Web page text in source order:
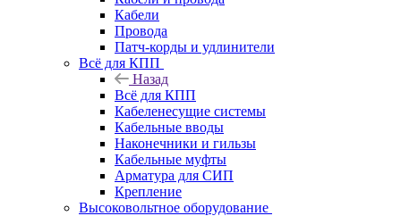
Кабели
Провода
Патч-корды и удлинители
Всё для КПП
Назад
Всё для КПП
Кабеленесущие системы
Кабельные вводы
Наконечники и гильзы
Кабельные муфты
Арматура для СИП
Крепление
Высоковольтное оборудование